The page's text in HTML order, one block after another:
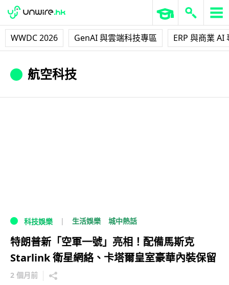
WWDC 2026 GenAI 與雲端科技專區 ERP 與商業 AI
航空科技
科技娛樂 生活娛樂 城中熱話
特朗普新「空軍一號」亮相！配備馬斯克
Starlink 衛星網絡、卡塔爾皇室豪華內裝保留
2 個月前